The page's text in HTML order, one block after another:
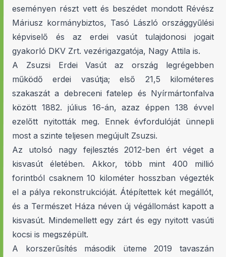
eseményen részt vett és beszédet mondott Révész
Máriusz kormánybiztos, Tasó László országgyűlési
képviselő és az erdei vasút tulajdonosi jogait
gyakorló DKV Zrt. vezérigazgatója, Nagy Attila is.
A Zsuzsi Erdei Vasút az ország legrégebben
működő erdei vasútja; első 21,5 kilométeres
szakaszát a debreceni fatelep és Nyírmártonfalva
között 1882. július 16-án, azaz éppen 138 évvel
ezelőtt nyitották meg. Ennek évfordulóját ünnepli
most a szinte teljesen megújult Zsuzsi.
Az utolsó nagy fejlesztés 2012-ben ért véget a
kisvasút életében. Akkor, több mint 400 millió
forintból csaknem 10 kilométer hosszban végezték
el a pálya rekonstrukcióját. Átépítettek két megállót,
és a Természet Háza néven új végállomást kapott a
kisvasút. Mindemellett egy zárt és egy nyitott vasúti
kocsi is megszépült.
A korszerűsítés második üteme 2019 tavaszán